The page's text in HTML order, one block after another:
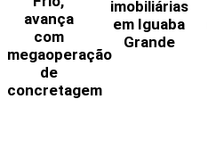
avança
com
megaoperação
de
concretagem
imobiliárias
em Iguaba
Grande